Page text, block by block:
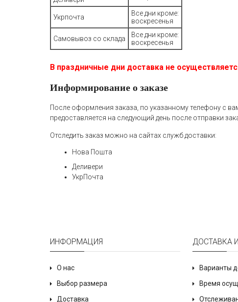
Укрпочта
Все дни кроме:
воскресенья
Самовывоз со склада
Все дни кроме:
воскресенья
В праздничные дни доставка не
Информирование о заказе
После оформления заказа, по указанному телефону с
предоставляется на следующий день после отправки
Отследить заказ можно на сайтах служб доставки:
Нова Пошта
Деливери
УкрПочта
ИНФОРМАЦИЯ
О нас
Выбор размера
Доставка
ДОСТАВКА
Варианты
Время